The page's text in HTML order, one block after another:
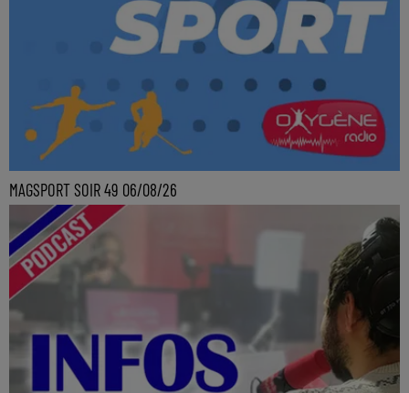
MAGSPORT SOIR 49 06/08/26